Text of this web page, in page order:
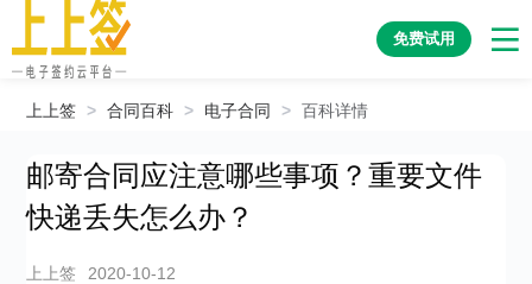
免费试用
上上签 > 合同百科 > 电子合同 > 百科详情
邮寄合同应注意哪些事项？重要文件
快递丢失怎么办？
上上签 2020-10-12